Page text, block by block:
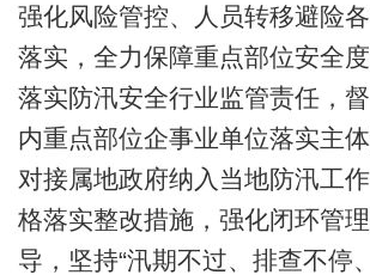
强化风险管控、人员转移避险
落实，全力保障重点部位安全
落实防汛安全行业监管责任，
内重点部位企事业单位落实主
对接属地政府纳入当地防汛工
格落实整改措施，强化闭环管
导，坚持“汛期不过、排查不停